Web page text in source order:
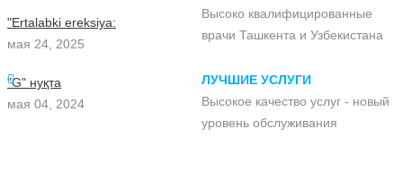
"Ertalabki ereksiya:
мая 24, 2025
"G" нуқта
мая 04, 2024
Высоко квалифицированные
врачи Ташкента и Узбекистана
ЛУЧШИЕ УСЛУГИ
Высокое качество услуг - новый
уровень обслуживания